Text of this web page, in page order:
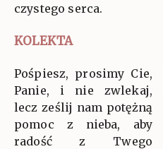
czystego serca.
KOLEKTA
Pośpiesz, prosimy Cie,
Panie, i nie zwlekaj,
lecz ześlij nam potężną
pomoc z nieba, aby
radość z Twego